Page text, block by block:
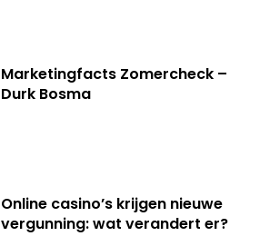
Marketingfacts Zomercheck –
Durk Bosma
Online casino’s krijgen nieuwe
vergunning: wat verandert er?